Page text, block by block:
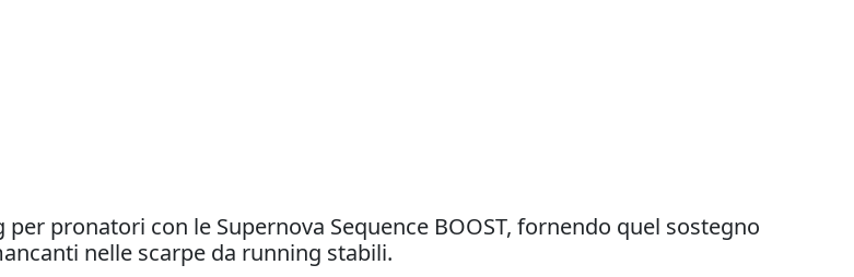
pronatori con le Supernova Sequence BOOST, fornendo quel sostegno
nelle scarpe da running stabili.